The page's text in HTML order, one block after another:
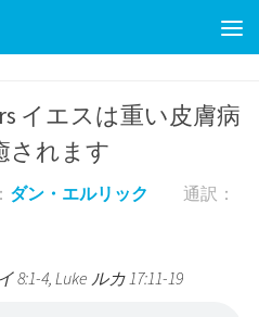
イエスは重い皮膚病
されます
ダン・エルリック
通訳：
4, Luke ルカ 17:11-19